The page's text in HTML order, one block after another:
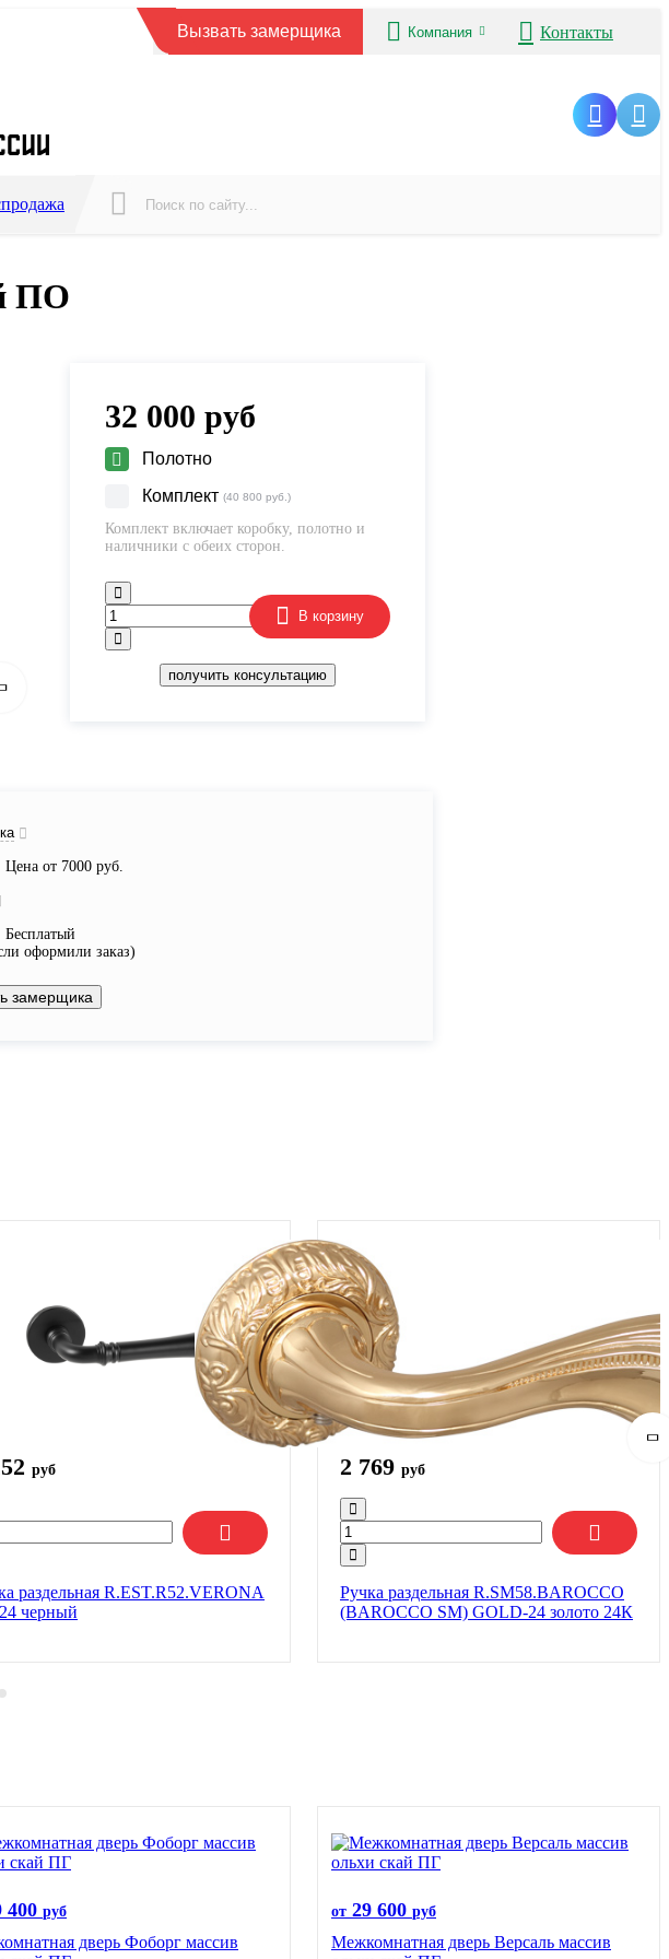
Вызвать замерщика Компания Контакты
ПО
32 000 руб
Полотно
Комплект (40 800 руб.)
Комплект включает коробку, полотно и
наличники с обеих сторон.
В корзину
получить консультацию
Цена от 7000 руб.
Бесплатый
оформили заказ)
замерщика
руб
раздельная R.EST.R52.VERONA
черный
2 769 руб
Ручка раздельная R.SM58.BAROCCO
(BAROCCO SM) GOLD-24 золото 24К
400 руб
дверь Фоборг массив
от 29 600 руб
Межкомнатная дверь Версаль массив